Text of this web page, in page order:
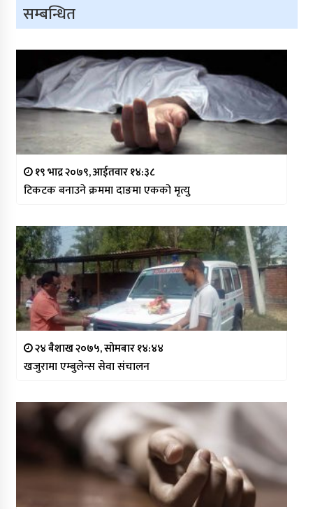
सम्बन्धित
१९ भाद्र २०७९, आईतवार १४:३८
टिकटक बनाउने क्रममा दाङमा एकको मृत्यु
२४ बैशाख २०७५, सोमबार १४:४४
खजुरामा एम्बुलेन्स सेवा संचालन